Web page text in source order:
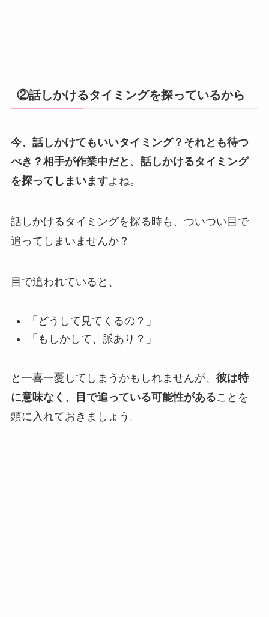
②話しかけるタイミングを探っているから
今、話しかけてもいいタイミング？それとも待つ
べき？相手が作業中だと、話しかけるタイミング
を探ってしまいますよね。
話しかけるタイミングを探る時も、ついつい目で
追ってしまいませんか？
目で追われていると、
「どうして見てくるの？」
「もしかして、脈あり？」
と一喜一憂してしまうかもしれませんが、 彼は特
に意味なく、目で追っている可能性があることを
頭に入れておきましょう。